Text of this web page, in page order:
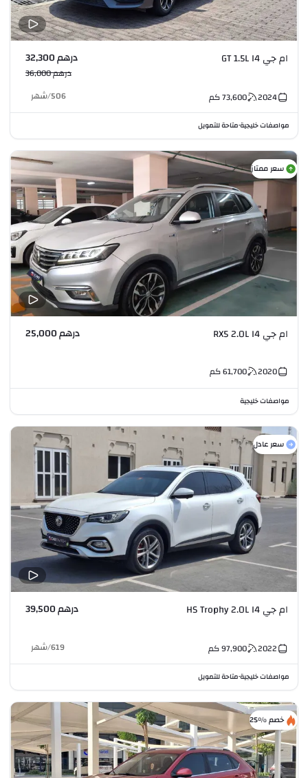
ام جي GT 1.5L I4 درهم 32,300
درهم 36,000
2024
73,600كم 506
/شهر
مواصفات خليجية•متاحة للتمويل
سعر ممتاز
ام جي RX5 2.0L I4 درهم 25,000
2020
61,700كم
مواصفات خليجية
سعر عادل
ام جي HS Trophy 2.0L I4 درهم 39,500
2022
97,900كم 619
/شهر
مواصفات خليجية•متاحة للتمويل
خصم %25